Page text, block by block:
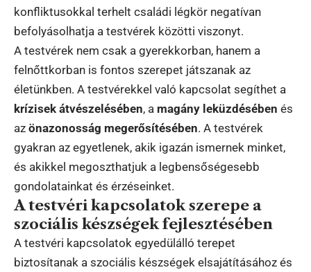
konfliktusokkal terhelt családi légkör negatívan
befolyásolhatja a testvérek közötti viszonyt.
A testvérek nem csak a gyerekkorban, hanem a
felnőttkorban is fontos szerepet játszanak az
életünkben. A testvérekkel való kapcsolat segíthet a
krízisek átvészelésében, a magány leküzdésében és
az önazonosság megerősítésében. A testvérek
gyakran az egyetlenek, akik igazán ismernek minket,
és akikkel megoszthatjuk a legbensőségesebb
gondolatainkat és érzéseinket.
A testvéri kapcsolatok szerepe a
szociális készségek fejlesztésében
A testvéri kapcsolatok egyedülálló terepet
biztosítanak a szociális készségek elsajátításához és